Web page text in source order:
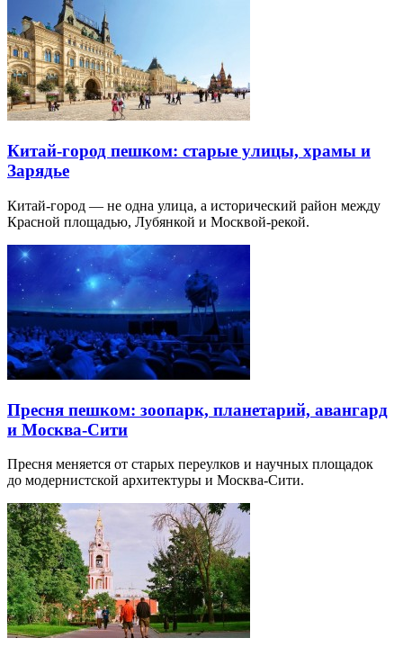
Китай-город пешком: старые улицы, храмы и
Зарядье
Китай-город — не одна улица, а исторический район между
Красной площадью, Лубянкой и Москвой-рекой.
Пресня пешком: зоопарк, планетарий, авангард
и Москва-Сити
Пресня меняется от старых переулков и научных площадок
до модернистской архитектуры и Москва-Сити.